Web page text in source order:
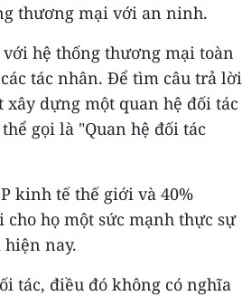
thương mại với an ninh.
hệ thống thương mại toàn
tác nhân. Để tìm câu trả lời
xây dựng một quan hệ đối tác
gọi là "Quan hệ đối tác
kinh tế thế giới và 40%
họ một sức mạnh thực sự
nay.
tác, điều đó không có nghĩa